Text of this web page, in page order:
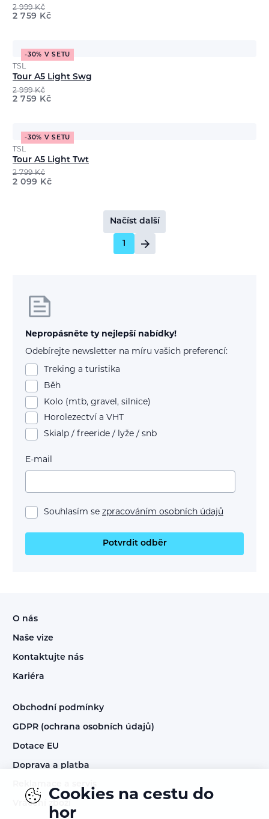
2 999Kč
2 759 Kč
-30% V SETU
TSL
Tour A5 Light Swg
2 999Kč
2 759 Kč
-30% V SETU
TSL
Tour A5 Light Twt
2 799Kč
2 099 Kč
Načíst další
1
Nepropásněte ty nejlepší nabídky!
Odebírejte newsletter na míru vašich preferencí:
Treking a turistika
Běh
Kolo (mtb, gravel, silnice)
Horolezectví a VHT
Skialp / freeride / lyže / snb
E-mail
Souhlasím se zpracováním osobních údajů
Potvrdit odběr
O nás
Naše vize
Kontaktujte nás
Kariéra
Obchodní podmínky
GDPR (ochrana osobních údajů)
Dotace EU
Doprava a platba
Reklamace a servis
Vrácení zboží
Cookies na cestu do
hor